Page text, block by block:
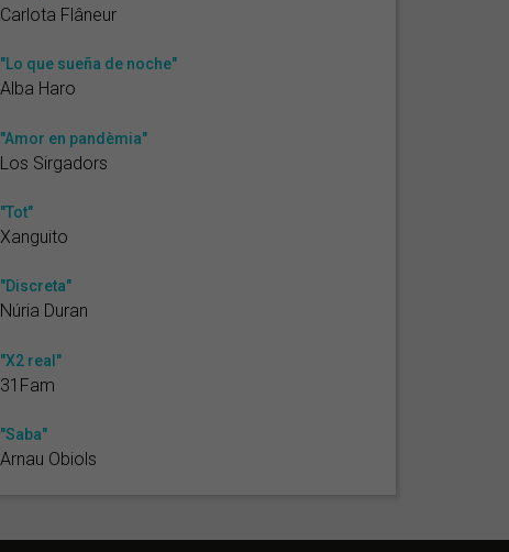
Carlota Flâneur
"Lo que sueña de noche"
Alba Haro
"Amor en pandèmia"
Los Sirgadors
"Tot"
Xanguito
"Discreta"
Núria Duran
"X2 real"
31Fam
"Saba"
Arnau Obiols